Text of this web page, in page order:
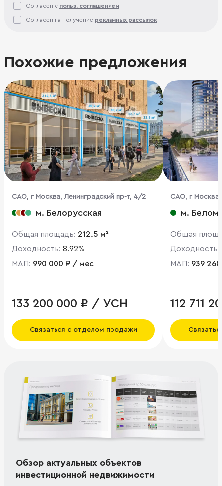
Согласен с польз. соглашением
Согласен на получение рекламных рассылок
Похожие предложения
CАО, г Москва, Ленинградский пр-т, 4/2
м. Белорусская
Общая площадь: 212.5 м²
Доходность: 8.92%
МАП: 990 000 ₽ / мес
133 200 000 ₽ / УСН
Связаться с отделом продажи
CАО, г
м.
Общая
Доходность:
МАП: 939
112 711
Обзор актуальных объектов
инвестиционной недвижимости